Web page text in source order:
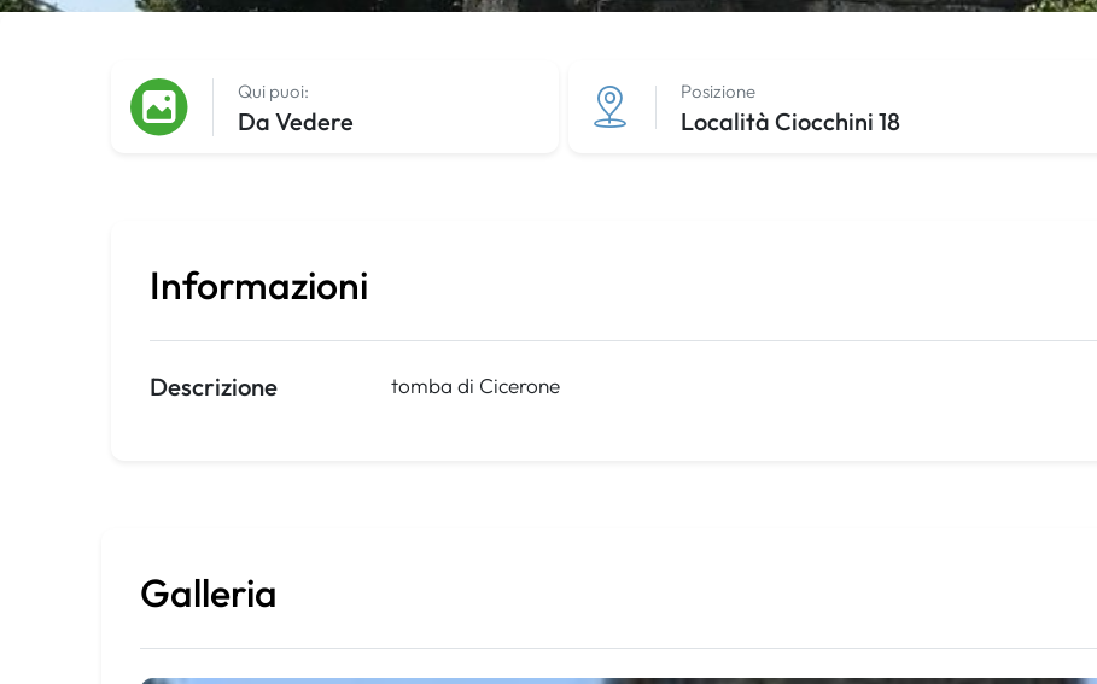
Qui puoi:
Da Vedere
Posizione
Località Ciocchini 18
Informazioni
Descrizione tomba di Cicerone
Galleria